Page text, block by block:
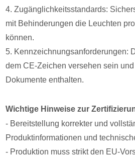
4. Zugänglichkeitsstandards:
mit Behinderungen die Leuchten
können.
5. Kennzeichnungsanforderungen:
dem CE-Zeichen versehen sein
Dokumente enthalten.
Wichtige Hinweise zur
- Bereitstellung korrekter und
Produktinformationen und
- Produktion muss strikt den EU-